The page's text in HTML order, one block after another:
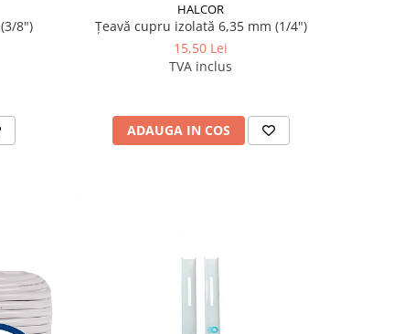
8")
HALCOR
Țeavă cupru izolată 6,35 mm (1/4")
15,50 Lei
TVA inclus
ADAUGA IN COS